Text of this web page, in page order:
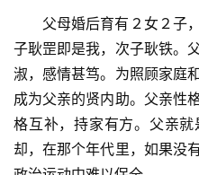
父母婚后育有２女２子
子耿罡即是我，次子耿铁。
淑，感情甚笃。为照顾家庭
成为父亲的贤内助。父亲性
格互补，持家有方。父亲
却，在那个年代里，如果没